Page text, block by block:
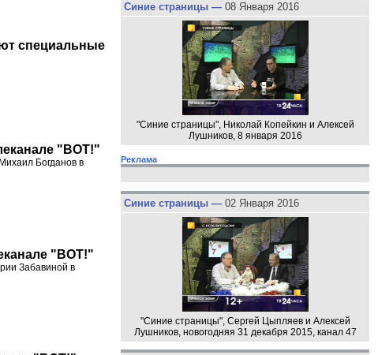
специальные
"ВОТ!"
Богданов в
"ВОТ!"
Забавиной в
Синие страницы — 08 Января 2016
"Синие страницы", Николай Копейкин и Алексей
Лушников, 8 января 2016
Реклама
Синие страницы — 02 Января 2016
"Синие страницы", Сергей Цыпляев и Алексей
Лушников, новогодняя 31 декабря 2015, канал 47